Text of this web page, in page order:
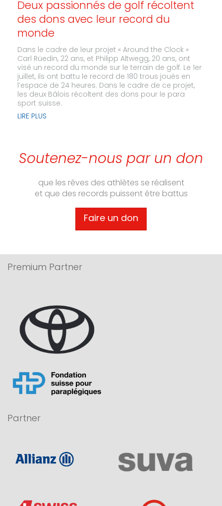
Deux passionnés de golf récoltent
des dons avec leur record du
monde
Dans le cadre de leur projet « Around the Clock »
Carl Rüedin, 22 ans, et Philipp Altwegg, 20 ans, ont
visé un record du monde sur le terrain de golf. Le 1er
juillet, ils ont battu le record de 180 trous joués en
l’espace de 24 heures. Dans le cadre de ce projet,
les deux Bâlois récoltent des dons pour le para
sport suisse.
LIRE PLUS
Soutenez-nous par un don
que les rêves des athlètes se réalisent
et que des records puissent être battus
Faire un don
Premium Partner
Partner